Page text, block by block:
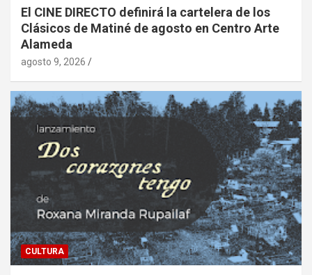
El CINE DIRECTO definirá la cartelera de los
Clásicos de Matiné de agosto en Centro Arte
Alameda
agosto 9, 2026
CULTURA